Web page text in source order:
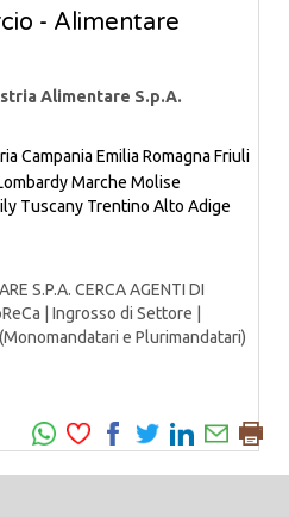
- Alimentare
Alimentare S.p.A.
Campania Emilia Romagna Friuli
Marche Molise
Tuscany Trentino Alto Adige
S.P.A. CERCA AGENTI DI
| Ingrosso di Settore |
e Plurimandatari)